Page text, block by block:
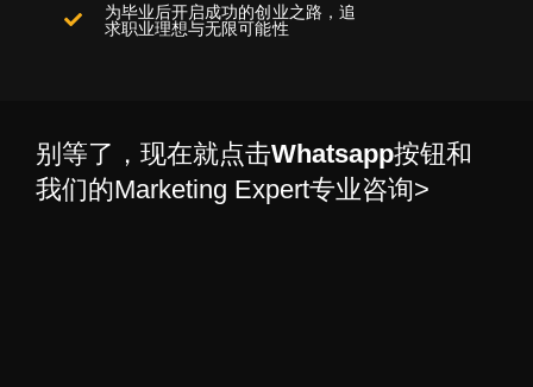
为毕业后开启成功的创业之路，追
求职业理想与无限可能性
别等了，现在就点击Whatsapp按钮和
我们的Marketing Expert专业咨询>